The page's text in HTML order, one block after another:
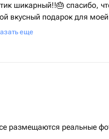
шикарный!!🎂 спасибо,
вкусный подарок для
еще
размещаются реальные